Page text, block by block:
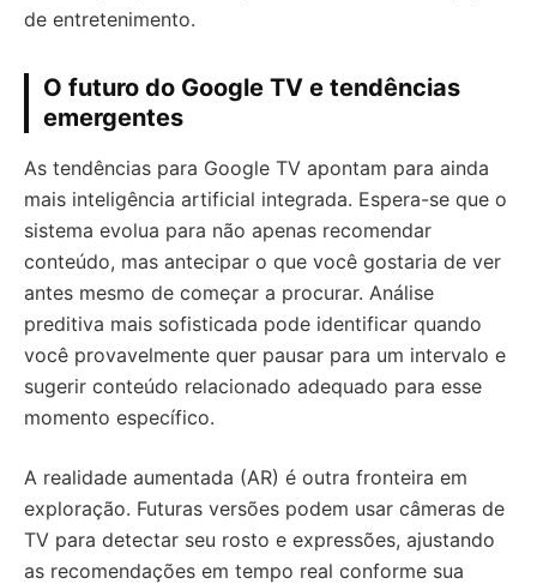
de entretenimento.
O futuro do Google TV e tendências
emergentes
As tendências para Google TV apontam para ainda
mais inteligência artificial integrada. Espera-se que o
sistema evolua para não apenas recomendar
conteúdo, mas antecipar o que você gostaria de ver
antes mesmo de começar a procurar. Análise
preditiva mais sofisticada pode identificar quando
você provavelmente quer pausar para um intervalo e
sugerir conteúdo relacionado adequado para esse
momento específico.
A realidade aumentada (AR) é outra fronteira em
exploração. Futuras versões podem usar câmeras de
TV para detectar seu rosto e expressões, ajustando
as recomendações em tempo real conforme sua